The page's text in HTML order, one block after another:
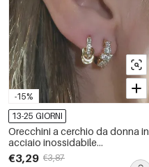
-15%
13-25 GIORNI
Orecchini a cerchio da donna in
acciaio inossidabile
impermeabile color oro con
zirconi.
€3,29 €3,87